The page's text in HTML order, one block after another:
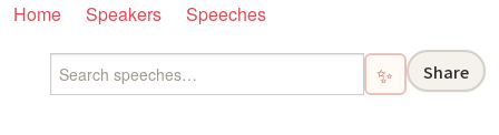
Home Speakers Speeches
✨ Share